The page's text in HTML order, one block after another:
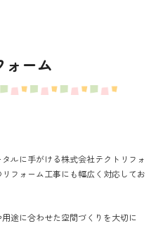
ォーム
ルに手がける株式会社テクトリフォ
フォーム工事にも幅広く対応してお
途に合わせた空間づくりを大切に